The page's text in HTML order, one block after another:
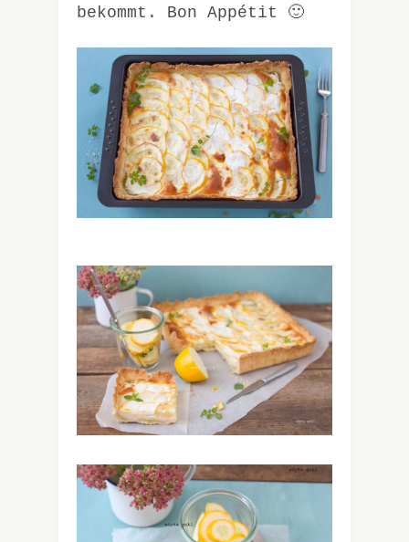
bekommt. Bon Appétit 🙂